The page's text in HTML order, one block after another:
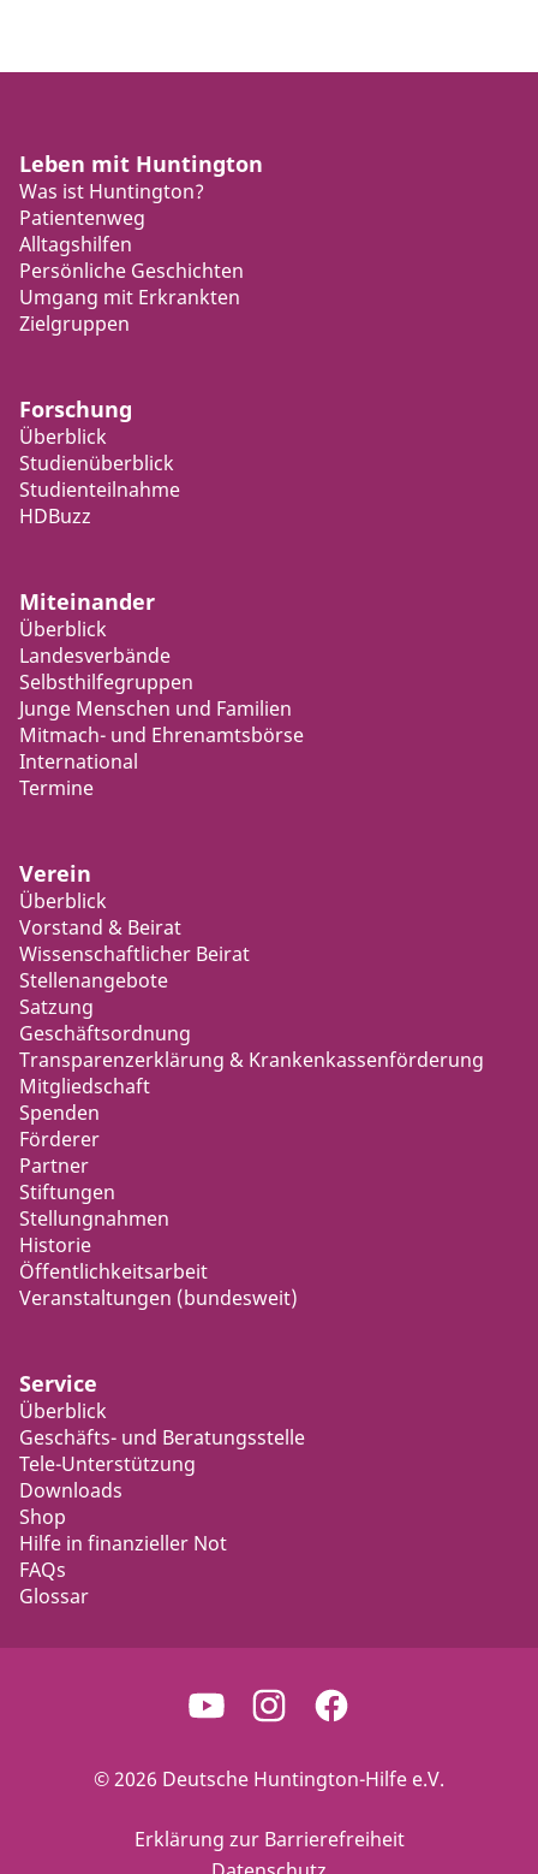
Leben mit Huntington
Was ist Huntington?
Patientenweg
Alltagshilfen
Persönliche Geschichten
Umgang mit Erkrankten
Zielgruppen
Forschung
Überblick
Studienüberblick
Studienteilnahme
HDBuzz
Miteinander
Überblick
Landesverbände
Selbsthilfegruppen
Junge Menschen und Familien
Mitmach- und Ehrenamtsbörse
International
Termine
Verein
Überblick
Vorstand & Beirat
Wissenschaftlicher Beirat
Stellenangebote
Satzung
Geschäftsordnung
Transparenzerklärung & Krankenkassenförderung
Mitgliedschaft
Spenden
Förderer
Partner
Stiftungen
Stellungnahmen
Historie
Öffentlichkeitsarbeit
Veranstaltungen (bundesweit)
Service
Überblick
Geschäfts- und Beratungsstelle
Tele-Unterstützung
Downloads
Shop
Hilfe in finanzieller Not
FAQs
Glossar
© 2026 Deutsche Huntington-Hilfe e.V.
Erklärung zur Barrierefreiheit